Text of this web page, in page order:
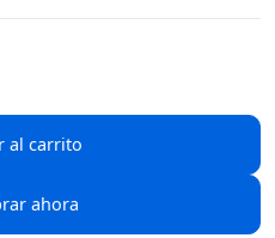
al carrito
ahora